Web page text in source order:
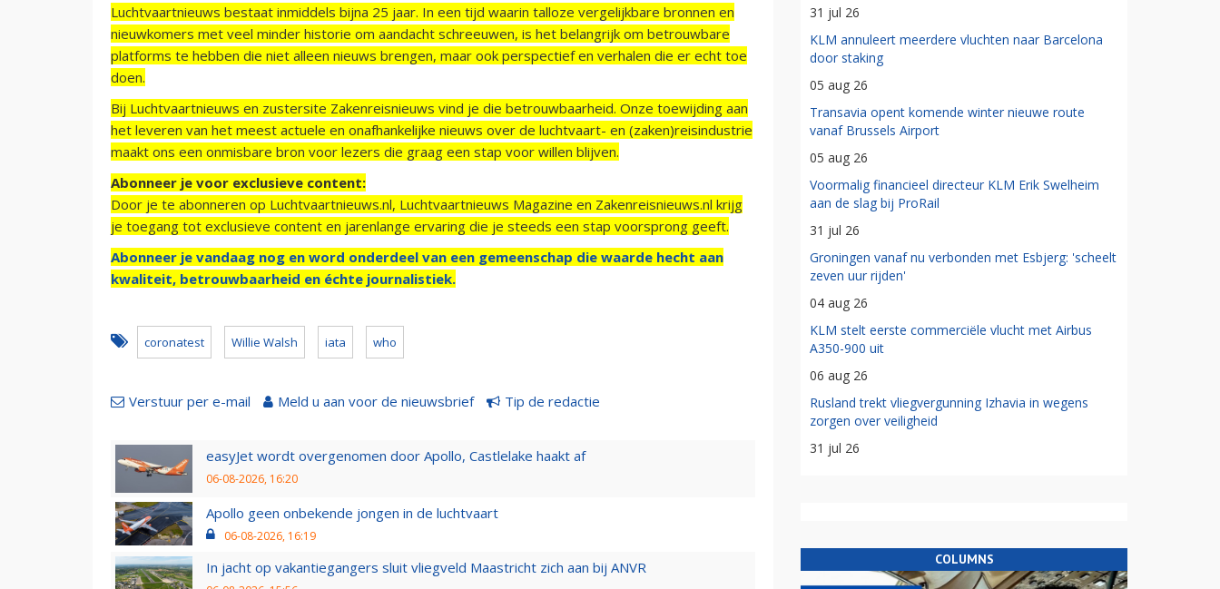
Luchtvaartnieuws bestaat inmiddels bijna 25 jaar. In een tijd waarin talloze vergelijkbare bronnen en
nieuwkomers met veel minder historie om aandacht schreeuwen, is het belangrijk om betrouwbare
platforms te hebben die niet alleen nieuws brengen, maar ook perspectief en verhalen die er echt toe
doen.
Bij Luchtvaartnieuws en zustersite Zakenreisnieuws vind je die betrouwbaarheid. Onze toewijding aan
het leveren van het meest actuele en onafhankelijke nieuws over de luchtvaart- en (zaken)reisindustrie
maakt ons een onmisbare bron voor lezers die graag een stap voor willen blijven.
Abonneer je voor exclusieve content:
Door je te abonneren op Luchtvaartnieuws.nl, Luchtvaartnieuws Magazine en Zakenreisnieuws.nl krijg
je toegang tot exclusieve content en jarenlange ervaring die je steeds een stap voorsprong geeft.
Abonneer je vandaag nog en word onderdeel van een gemeenschap die waarde hecht aan
kwaliteit, betrouwbaarheid en échte journalistiek.
coronatest Willie Walsh iata who
Verstuur per e-mail Meld u aan voor de nieuwsbrief Tip de redactie
easyJet wordt overgenomen door Apollo, Castlelake haakt af
06-08-2026, 16:20
Apollo geen onbekende jongen in de luchtvaart
06-08-2026, 16:19
In jacht op vakantiegangers sluit vliegveld Maastricht zich aan bij ANVR
31 jul 26
KLM annuleert meerdere vluchten naar Barcelona
door staking
05 aug 26
Transavia opent komende winter nieuwe route
vanaf Brussels Airport
05 aug 26
Voormalig financieel directeur KLM Erik Swelheim
aan de slag bij ProRail
31 jul 26
Groningen vanaf nu verbonden met Esbjerg: 'scheelt
zeven uur rijden'
04 aug 26
KLM stelt eerste commerciële vlucht met Airbus
A350-900 uit
06 aug 26
Rusland trekt vliegvergunning Izhavia in wegens
zorgen over veiligheid
31 jul 26
COLUMNS